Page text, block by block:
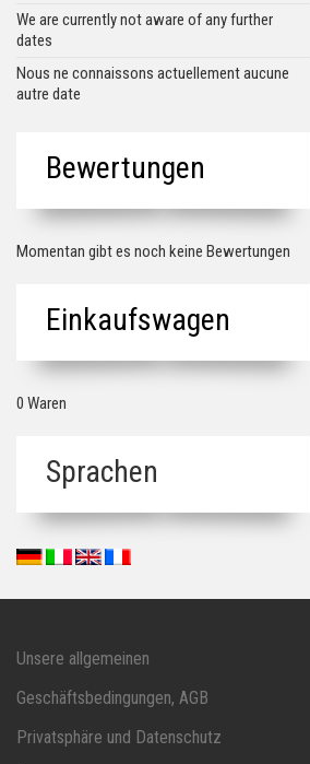
We are currently not aware of any further
dates
Nous ne connaissons actuellement aucune
autre date
Bewertungen
Momentan gibt es noch keine Bewertungen
Einkaufswagen
0 Waren
Sprachen
Unsere allgemeinen
Geschäftsbedingungen, AGB
Privatsphäre und Datenschutz